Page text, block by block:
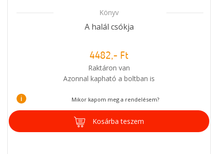
Könyv
A halál csókja
4482,- Ft
Raktáron van
Azonnal kapható a boltban is
i Mikor kapom meg a rendelésem?
Kosárba teszem